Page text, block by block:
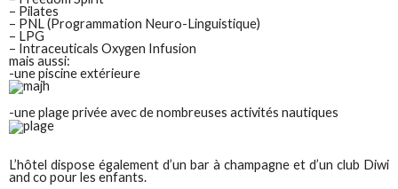
– Pilates
– PNL (Programmation Neuro-Linguistique)
– LPG
– Intraceuticals Oxygen Infusion
mais aussi:
-une piscine extérieure
-une plage privée avec de nombreuses activités nautiques
L’hôtel dispose également d’un bar à champagne et d’un club Diwi
and co pour les enfants.